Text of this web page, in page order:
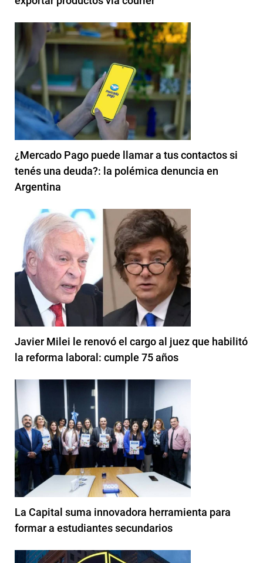
¿Mercado Pago puede llamar a tus contactos si
tenés una deuda?: la polémica denuncia en
Argentina
Javier Milei le renovó el cargo al juez que habilitó
la reforma laboral: cumple 75 años
La Capital suma innovadora herramienta para
formar a estudiantes secundarios